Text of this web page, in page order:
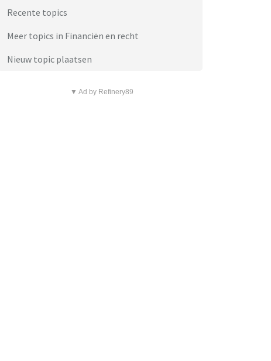
Recente topics
Meer topics in Financiën en recht
Nieuw topic plaatsen
▼ Ad by Refinery89